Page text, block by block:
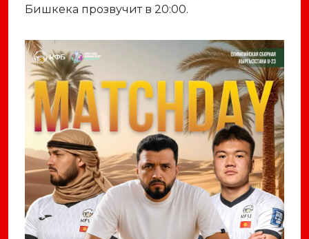
Бишкека прозвучит в 20:00.
Previous Next